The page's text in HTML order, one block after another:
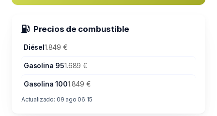
Precios de combustible
Diésel1.849 €
Gasolina 951.689 €
Gasolina 1001.849 €
Actualizado: 09 ago 06:15